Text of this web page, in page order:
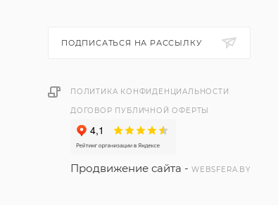
ПОДПИСАТЬСЯ НА РАССЫЛКУ
ПОЛИТИКА КОНФИДЕНЦИАЛЬНОСТИ
ДОГОВОР ПУБЛИЧНОЙ ОФЕРТЫ
Продвижение сайта - WEBSFERA.BY